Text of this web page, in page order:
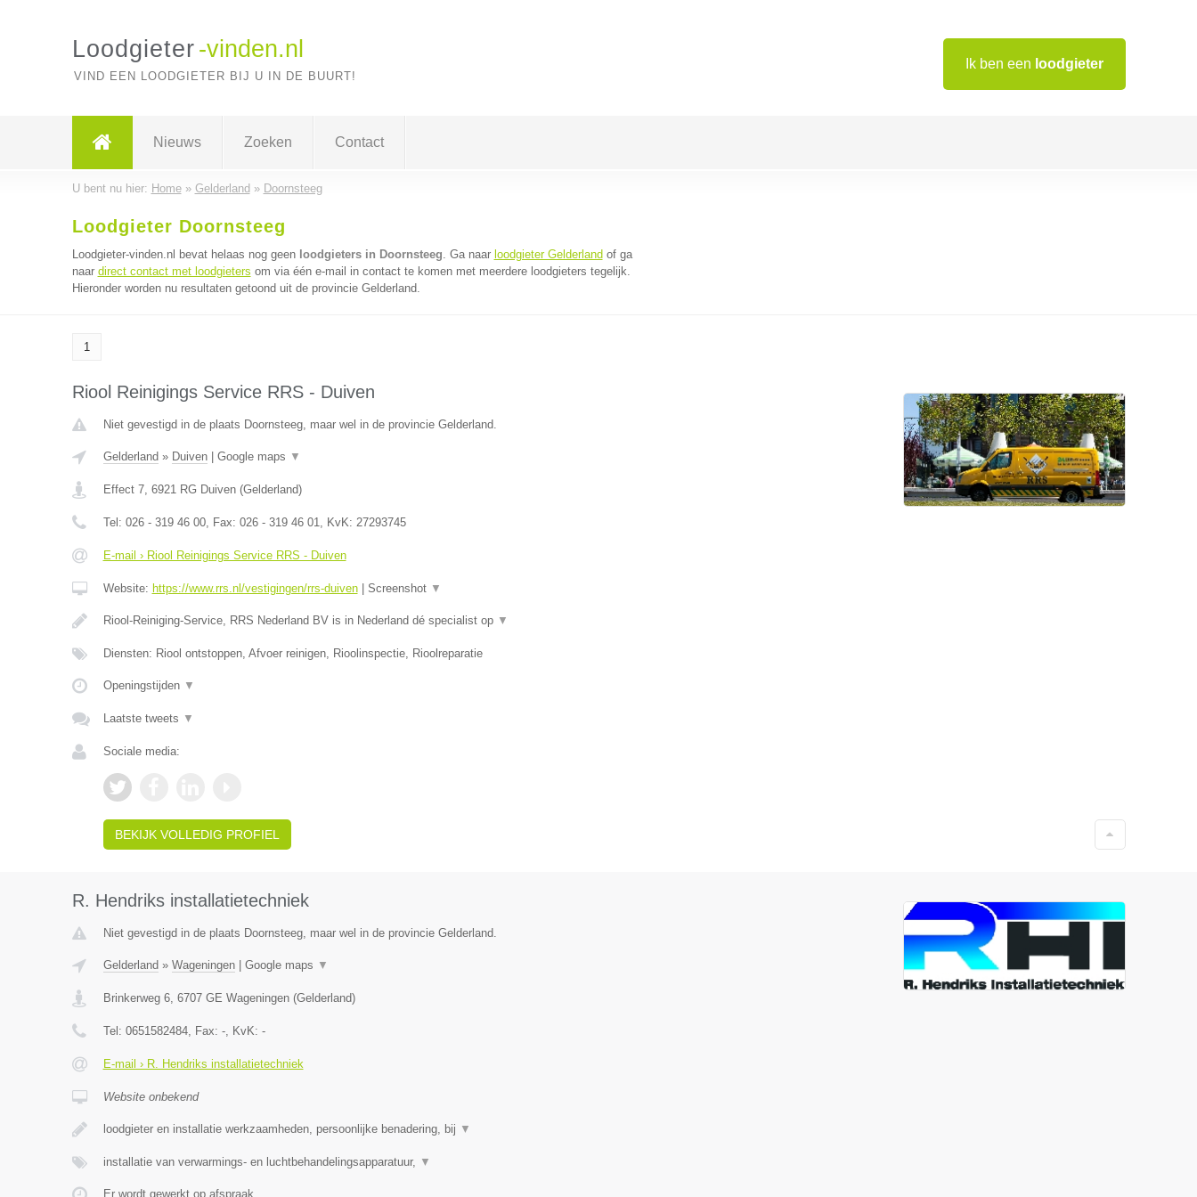
Ik ben een loodgieter
Loodgieter -vinden.nl
VIND EEN LOODGIETER BIJ U IN DE BUURT!
Nieuws Zoeken Contact
U bent nu hier: Home» Gelderland » Doornsteeg
Loodgieter Doornsteeg
Loodgieter-vinden.nl bevat helaas nog geen loodgieters in Doornsteeg. Ga naar loodgieter Gelderland of ga
naar direct contact met loodgieters om via één e-mail in contact te komen met meerdere loodgieters tegelijk.
Hieronder worden nu resultaten getoond uit de provincie Gelderland.
1
Riool Reinigings Service RRS - Duiven
Niet gevestigd in de plaats Doornsteeg, maar wel in de provincie Gelderland.
Gelderland » Duiven| Google maps ▼
Effect 7, 6921 RG Duiven(Gelderland)
Tel: 026 - 319 46 00, Fax: 026 - 319 46 01, KvK: 27293745
E-mail › Riool Reinigings Service RRS - Duiven
Website: https://www.rrs.nl/vestigingen/rrs-duiven| Screenshot ▼
Riool-Reiniging-Service, RRS Nederland BV is in Nederland dé specialist op ▼
Diensten: Riool ontstoppen, Afvoer reinigen, Rioolinspectie, Rioolreparatie
Openingstijden ▼
Laatste tweets ▼
Sociale media:
BEKIJK VOLLEDIG PROFIEL
R. Hendriks installatietechniek
Niet gevestigd in de plaats Doornsteeg, maar wel in de provincie Gelderland.
Gelderland » Wageningen| Google maps ▼
Brinkerweg 6, 6707 GE Wageningen(Gelderland)
Tel: 0651582484, Fax: -, KvK: -
E-mail › R. Hendriks installatietechniek
Website onbekend
loodgieter en installatie werkzaamheden, persoonlijke benadering, bij ▼
installatie van verwarmings- en luchtbehandelingsapparatuur, ▼
Er wordt gewerkt op afspraak.